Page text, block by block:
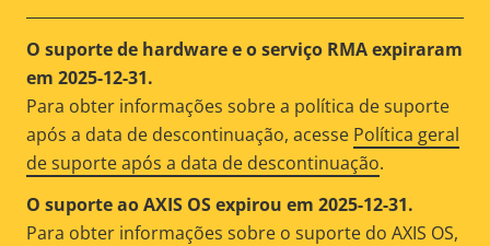
O suporte de hardware e o serviço RMA expiraram
em 2025-12-31.
Para obter informações sobre a política de suporte
após a data de descontinuação, acesse Política geral
de suporte após a data de descontinuação.
O suporte ao AXIS OS expirou em 2025-12-31.
Para obter informações sobre o suporte do AXIS OS,